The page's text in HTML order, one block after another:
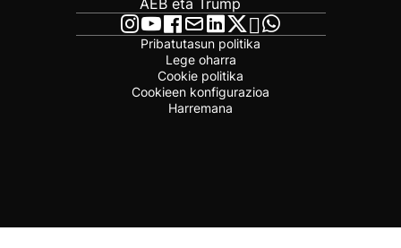
AEB eta Trump
Pribatutasun politika
Lege oharra
Cookie politika
Cookieen konfigurazioa
Harremana